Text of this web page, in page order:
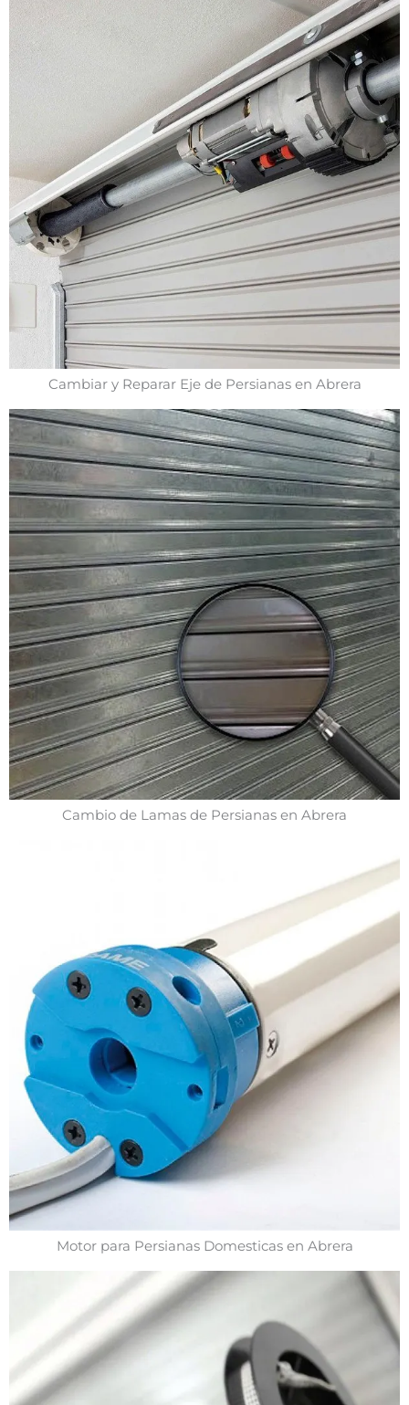
Cambiar y Reparar Eje de Persianas en Abrera
Cambio de Lamas de Persianas en Abrera
Motor para Persianas Domesticas en Abrera